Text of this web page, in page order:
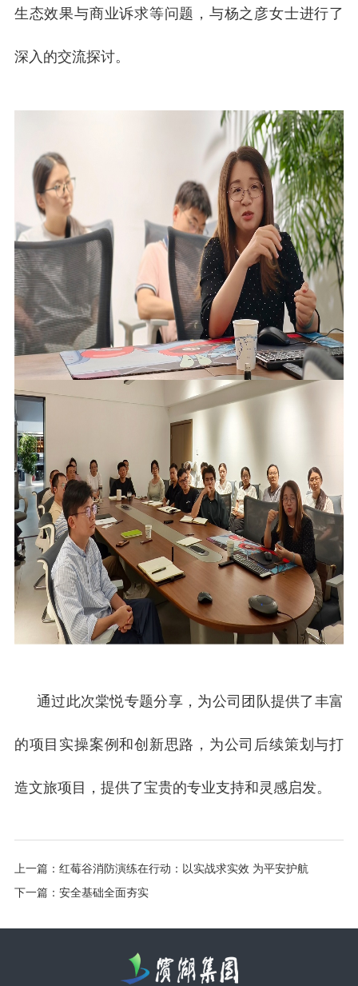
生态效果与商业诉求等问题，与杨之彦女士进行了
深入的交流探讨。
通过此次棠悦专题分享，为公司团队提供了丰富
的项目实操案例和创新思路，为公司后续策划与打
造文旅项目，提供了宝贵的专业支持和灵感启发。
上一篇： 红莓谷消防演练在行动：以实战求实效 为平安护航
下一篇： 安全基础全面夯实